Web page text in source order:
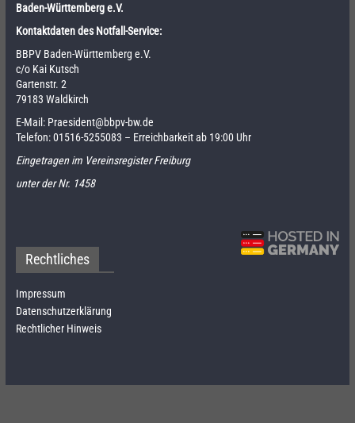
Baden-Württemberg e.V.
Kontaktdaten des Notfall-Service:
BBPV Baden-Württemberg e.V.
c/o Kai Kutsch
Gartenstr. 2
79183 Waldkirch
E-Mail: Praesident@bbpv-bw.de
Telefon:01516-5255083 – Erreichbarkeit ab 19:00 Uhr
Eingetragen im Vereinsregister Freiburg
unter der Nr. 1458
Rechtliches
Impressum
Datenschutzerklärung
Rechtlicher Hinweis